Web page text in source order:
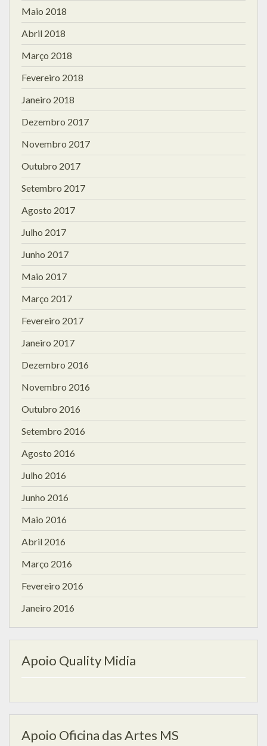
Maio 2018
Abril 2018
Março 2018
Fevereiro 2018
Janeiro 2018
Dezembro 2017
Novembro 2017
Outubro 2017
Setembro 2017
Agosto 2017
Julho 2017
Junho 2017
Maio 2017
Março 2017
Fevereiro 2017
Janeiro 2017
Dezembro 2016
Novembro 2016
Outubro 2016
Setembro 2016
Agosto 2016
Julho 2016
Junho 2016
Maio 2016
Abril 2016
Março 2016
Fevereiro 2016
Janeiro 2016
Apoio Quality Midia
Apoio Oficina das Artes MS